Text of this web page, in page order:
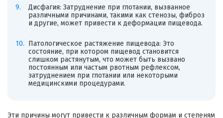
Дисфагия: Затруднение при глотании, вызванное
различными причинами, такими как стенозы, фиброз
и другие, может привести к деформации пищевода.
Патологическое растяжение пищевода: Это
состояние, при котором пищевод становится
слишком растянутым, что может быть вызвано
постоянным или частым рвотным рефлексом,
затруднением при глотании или некоторыми
медицинскими процедурами.
Эти причины могут привести к различным формам и степеням